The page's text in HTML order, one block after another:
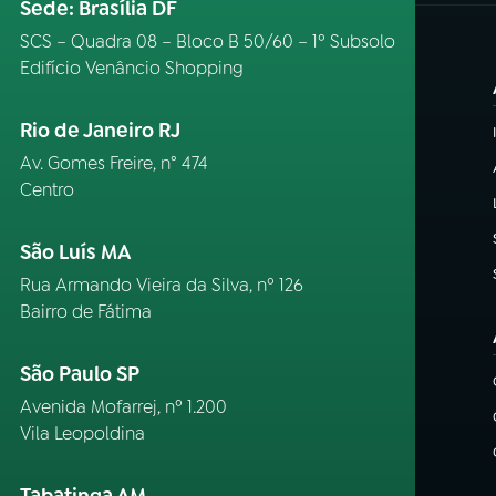
Sede: Brasília DF
SCS – Quadra 08 – Bloco B 50/60 – 1º Subsolo
Edifício Venâncio Shopping
Rio de Janeiro RJ
Av. Gomes Freire, n° 474
Centro
São Luís MA
Rua Armando Vieira da Silva, nº 126
Bairro de Fátima
São Paulo SP
Avenida Mofarrej, nº 1.200
Vila Leopoldina